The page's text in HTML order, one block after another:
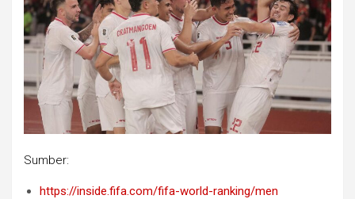
Sumber:
https://inside.fifa.com/fifa-world-ranking/men